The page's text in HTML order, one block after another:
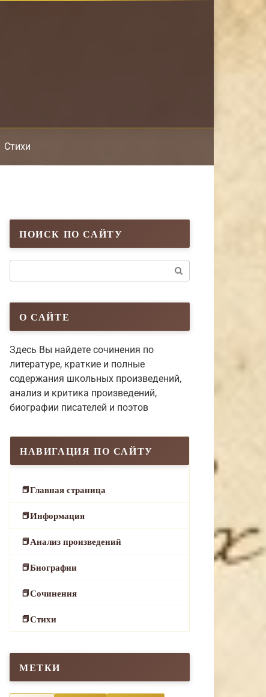
Стихи
ПОИСК ПО САЙТУ
О САЙТЕ
Здесь Вы найдете сочинения по
литературе, краткие и полные
содержания школьных произведений,
анализ и критика произведений,
биографии писателей и поэтов
НАВИГАЦИЯ ПО САЙТУ
Главная страница
Информация
Анализ произведений
Биографии
Сочинения
Стихи
МЕТКИ